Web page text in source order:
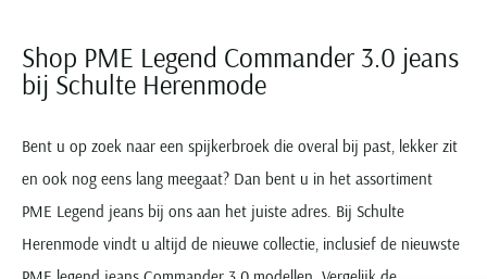
Shop PME Legend Commander 3.0 jeans
bij Schulte Herenmode
Bent u op zoek naar een spijkerbroek die overal bij past, lekker zit
en ook nog eens lang meegaat? Dan bent u in het assortiment
PME Legend jeans bij ons aan het juiste adres. Bij Schulte
Herenmode vindt u altijd de nieuwe collectie, inclusief de nieuwste